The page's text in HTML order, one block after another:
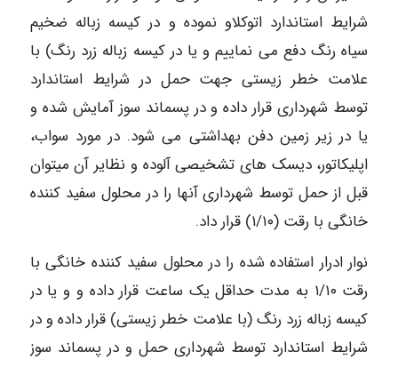
شرایط استاندارد اتوکلاو نموده و در کیسه زباله ضخیم
سیاه رنگ دفع می نماییم و یا در کیسه زباله زرد رنگ) با
علامت خطر زیستی جهت حمل در شرایط استاندارد
توسط شهرداری قرار داده و در پسماند سوز آمایش شده و
یا در زیر زمین دفن بهداشتی می شود. در مورد سواب،
اپلیکاتور، دیسک های تشخیصی آلوده و نظایر آن میتوان
قبل از حمل توسط شهرداری آنها را در محلول سفید کننده
خانگی با رقت (۱/۱۰) قرار داد.
نوار ادرار استفاده شده را در محلول سفید کننده خانگی با
رقت ۱/۱۰ به مدت حداقل یک ساعت قرار داده و و یا در
کیسه زباله زرد رنگ (با علامت خطر زیستی) قرار داده و در
شرایط استاندارد توسط شهرداری حمل و در پسماند سوز